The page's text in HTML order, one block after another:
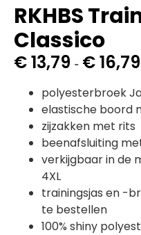
RKHBS
Classico
€13,79 - €16,79
polyesterbroek
elastische boord
zijzakken met rits
beenafsluiting
verkijgbaar in de
4XL
trainingsjas en -
te bestellen
100% shiny